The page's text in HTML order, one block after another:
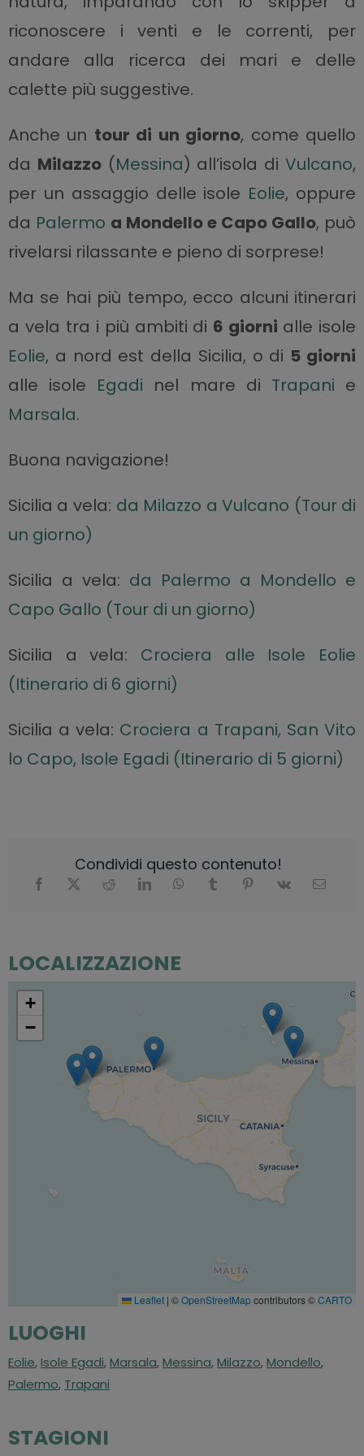
riconoscere i venti e le correnti, per
andare alla ricerca dei mari e delle
calette più suggestive.
Anche un tour di un giorno, come quello
da Milazzo(Messina) all’isola diVulcano,
per un assaggio delle isole Eolie, oppure
da Palermo a Mondello e Capo Gallo, può
rivelarsi rilassante e pieno di sorprese!
Ma se hai più tempo, ecco alcuni itinerari
a vela tra i più ambiti di 6 giorni alle isole
Eolie, a nord est della Sicilia, o di 5 giorni
alle isole Egadi nel mare di Trapani e
Marsala.
Buona navigazione!
Sicilia a vela: da Milazzo a Vulcano (Tour di
un giorno)
Sicilia a vela: da Palermo a Mondello e
Capo Gallo (Tour di un giorno)
Sicilia a vela: Crociera alle Isole Eolie
(Itinerario di 6 giorni)
Sicilia a vela: Crociera a Trapani, San Vito
lo Capo, Isole Egadi (Itinerario di 5 giorni)
Condividi questo contenuto!
LOCALIZZAZIONE
+
−
Leaflet | ©OpenStreetMapcontributors ©CARTO
LUOGHI
Eolie,Isole Egadi,Marsala,Messina,Milazzo,Mondello,
Palermo, Trapani
STAGIONI